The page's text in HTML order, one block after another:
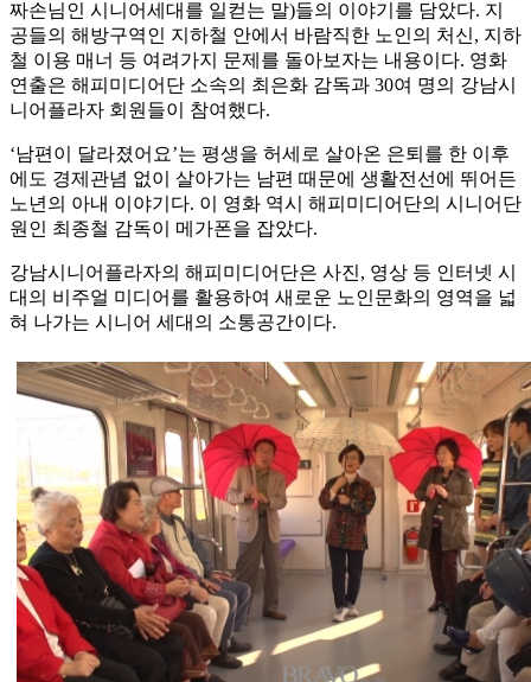
짜손님인 시니어세대를 일컫는 말)들의 이야기를 담았다. 지
공들의 해방구역인 지하철 안에서 바람직한 노인의 처신, 지하
철 이용 매너 등 여려가지 문제를 돌아보자는 내용이다. 영화
연출은 해피미디어단 소속의 최은화 감독과 30여 명의 강남시
니어플라자 회원들이 참여했다.
‘남편이 달라졌어요’는 평생을 허세로 살아온 은퇴를 한 이후
에도 경제관념 없이 살아가는 남편 때문에 생활전선에 뛰어든
노년의 아내 이야기다. 이 영화 역시 해피미디어단의 시니어단
원인 최종철 감독이 메가폰을 잡았다.
강남시니어플라자의 해피미디어단은 사진, 영상 등 인터넷 시
대의 비주얼 미디어를 활용하여 새로운 노인문화의 영역을 넓
혀 나가는 시니어 세대의 소통공간이다.